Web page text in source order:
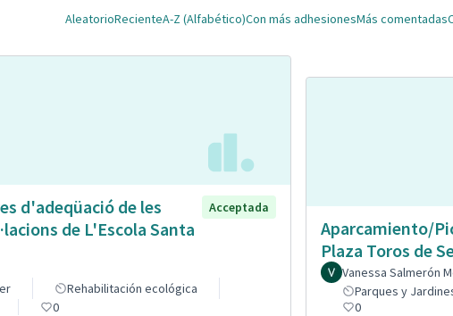
AleatorioRecienteA-Z (Alfabético)Con más adhesionesMás comentadas
d'adeqüació de les
de L'Escola Santa
Acceptada
Rehabilitación ecológica
0
Aparcamiento/
Plaza Toros de
Vanessa Salmerón
Parques y
0